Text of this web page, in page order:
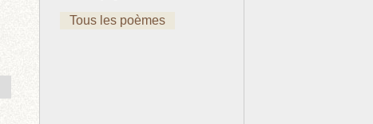
Tous les poèmes